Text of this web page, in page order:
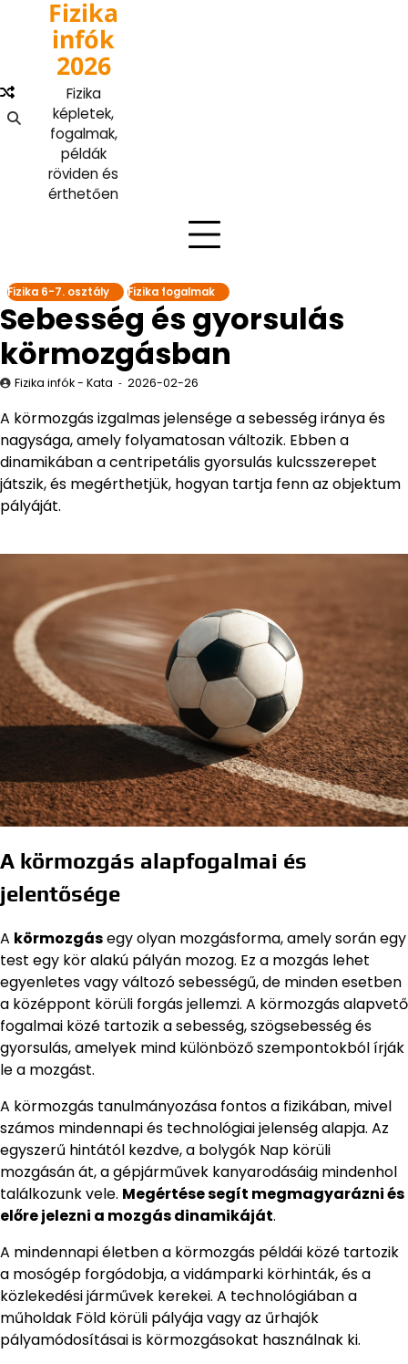
content
Fizika
infók
2026
Fizika
képletek,
fogalmak,
példák
röviden és
érthetően
Fizika 6-7. osztály Fizika fogalmak
Sebesség és gyorsulás
körmozgásban
Fizika infók - Kata 2026-02-26
A körmozgás izgalmas jelensége a sebesség iránya és
nagysága, amely folyamatosan változik. Ebben a
dinamikában a centripetális gyorsulás kulcsszerepet
játszik, és megérthetjük, hogyan tartja fenn az objektum
pályáját.
A körmozgás alapfogalmai és
jelentősége
A körmozgásegy olyan mozgásforma, amely során egy
test egy kör alakú pályán mozog. Ez a mozgás lehet
egyenletes vagy változó sebességű, de minden esetben
a középpont körüli forgás jellemzi. A körmozgás alapvető
fogalmai közé tartozik a sebesség, szögsebesség és
gyorsulás, amelyek mind különböző szempontokból írják
le a mozgást.
A körmozgás tanulmányozása fontos a fizikában, mivel
számos mindennapi és technológiai jelenség alapja. Az
egyszerű hintától kezdve, a bolygók Nap körüli
mozgásán át, a gépjárművek kanyarodásáig mindenhol
találkozunk vele. Megértése segít megmagyarázni és
előre jelezni a mozgás dinamikáját.
A mindennapi életben a körmozgás példái közé tartozik
a mosógép forgódobja, a vidámparki körhinták, és a
közlekedési járművek kerekei. A technológiában a
műholdak Föld körüli pályája vagy az űrhajók
pályamódosításai is körmozgásokat használnak ki.